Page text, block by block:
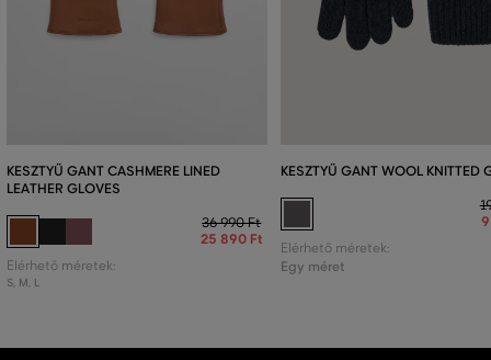
KESZTYŰ GANT CASHMERE LINED
LEATHER GLOVES
36 990 Ft
25 890 Ft
Elérhető méretek:
S, M, L
KESZTYŰ GANT WOOL KNITTED
Elérhető méretek:
Egy méret